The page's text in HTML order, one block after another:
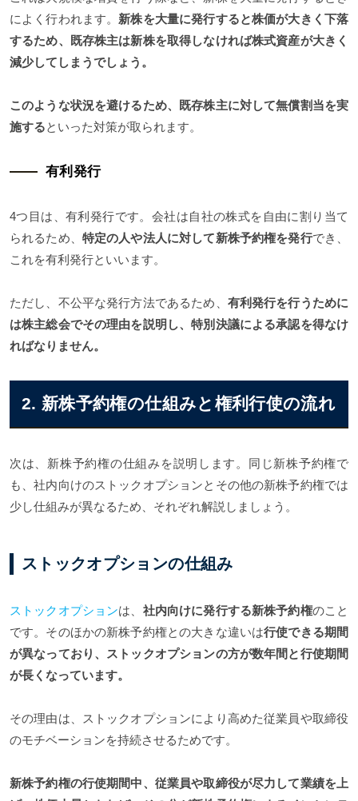
によく行われます。 新株を大量に発行すると株価が大きく下落
するため、既存株主は新株を取得しなければ株式資産が大きく
減少してしまうでしょう。
このような状況を避けるため、既存株主に対して無償割当を実
施するといった対策が取られます。
有利発行
4つ目は、有利発行です。会社は自社の株式を自由に割り当て
られるため、 特定の人や法人に対して新株予約権を発行でき、
これを有利発行といいます。
ただし、不公平な発行方法であるため、 有利発行を行うために
は株主総会でその理由を説明し、特別決議による承認を得なけ
ればなりません。
2. 新株予約権の仕組みと権利行使の流れ
次は、新株予約権の仕組みを説明します。同じ新株予約権で
も、社内向けのストックオプションとその他の新株予約権では
少し仕組みが異なるため、それぞれ解説しましょう。
ストックオプションの仕組み
ストックオプションは、 社内向けに発行する新株予約権のこと
です。そのほかの新株予約権との大きな違いは行使できる期間
が異なっており、ストックオプションの方が数年間と行使期間
が長くなっています。
その理由は、ストックオプションにより高めた従業員や取締役
のモチベーションを持続させるためです。
新株予約権の行使期間中、従業員や取締役が尽力して業績を上